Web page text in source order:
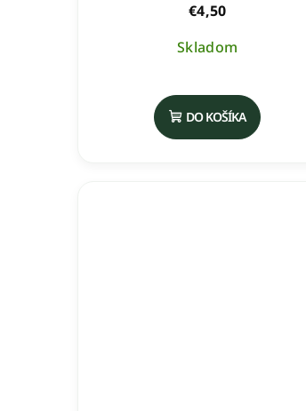
€4,50
Skladom
DO KOŠÍKA